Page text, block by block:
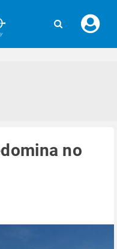
seu
no